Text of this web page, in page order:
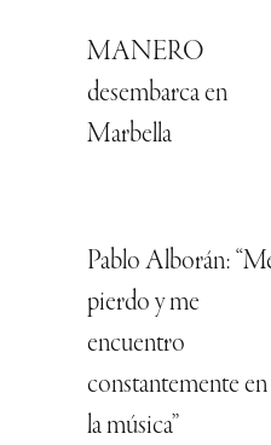
MANERO
desembarca en
Marbella
Pablo Alborán:
pierdo y me
encuentro
constantemente en
la música”